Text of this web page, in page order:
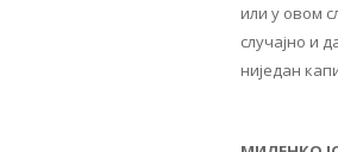
или у овом
случајно и
ниједан